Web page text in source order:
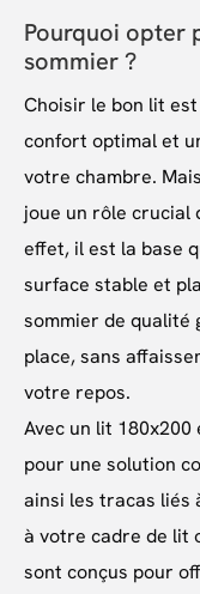
Pourquoi opter
sommier ?
Choisir le bon lit
confort optimal et
votre chambre.
joue un rôle crucial
effet, il est la base
surface stable et
sommier de qualité
place, sans
votre repos.
Avec un lit 180x200
pour une solution
ainsi les tracas liés
à votre cadre de lit
sont conçus pour